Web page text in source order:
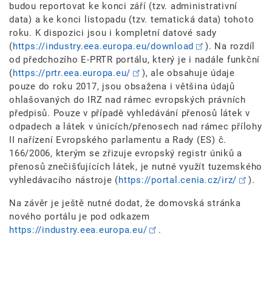
budou reportovat ke konci září (tzv. administrativní
data) a ke konci listopadu (tzv. tematická data) tohoto
roku. K dispozici jsou i kompletní datové sady
(https://industry.eea.europa.eu/download
). Na rozdíl
od předchozího E-PRTR portálu, který je i nadále funkční
(https://prtr.eea.europa.eu/
), ale obsahuje údaje
pouze do roku 2017, jsou obsažena i většina údajů
ohlašovaných do IRZ nad rámec evropských právních
předpisů. Pouze v případě vyhledávání přenosů látek v
odpadech a látek v únicích/přenosech nad rámec přílohy
II nařízení Evropského parlamentu a Rady (ES) č.
166/2006, kterým se zřizuje evropský registr úniků a
přenosů znečišťujících látek, je nutné využít tuzemského
vyhledávacího nástroje (https://portal.cenia.cz/irz/ ).
Na závěr je ještě nutné dodat, že domovská stránka
nového portálu je pod odkazem
https://industry.eea.europa.eu/
.